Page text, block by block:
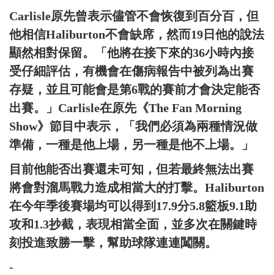
Carlisle原先曾表示儘管不會恢復到百分百，但
他相信Haliburton不會缺席，然而19日他的說法
顯然相對保留。「他將在接下來的36小時內接
受仔細評估，有機會在傷病報告中被列為出賽
存疑，並且可能會是第6戰的賽前才會決定能否
出賽。」Carlisle在原先《The Fan Morning
Show》節目中表示，「我們必須為兩種情況做
準備，一種是他上場，另一種是他不上場。」
目前他能否出賽還未可知，但若最終無法出賽
將會對溜馬戰力造成相當大的打擊。Haliburton
在今年季後賽場均可以得到17.9分5.8籃板9.1助
攻和1.3抄截，表現相當全面，並多次在關鍵時
刻投進致勝一擊，幫助球隊連連闖關。
-